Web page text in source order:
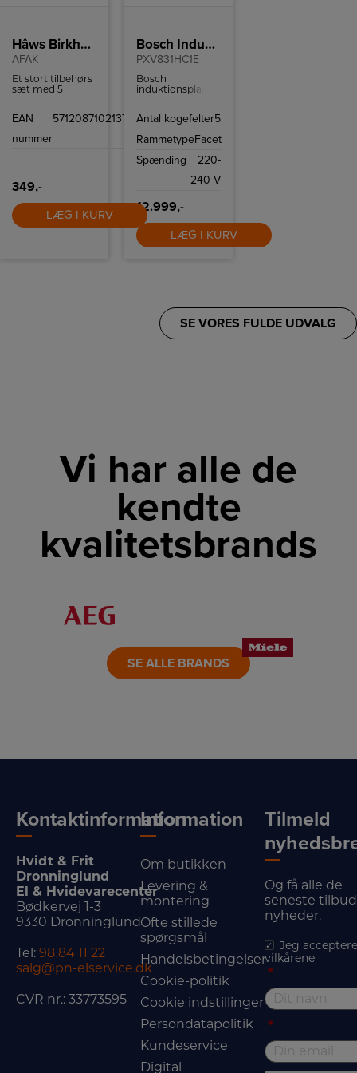
Hâws Birkholm Airfryer Tilbehørssæt
AFAK
Et stort tilbehørs
sæt med 5
airfryeren.
EAN
nummer
5712087102137
349,-
LÆG I KURV
Bosch Induktionskogeplade
PXV831HC1E
Bosch
induktionsplade
Home Connect.
Antal kogefelter5
RammetypeFacet
Spænding
220-
240 V
12.999,-
LÆG I KURV
SE VORES FULDE UDVALG
Vi har alle de
kendte
kvalitetsbrands
LINK
SE ALLE BRANDS
Kontaktinformation
Hvidt & Frit
Dronninglund
El & Hvidevarecenter
Bødkervej 1-3
9330 Dronninglund
Tel: 98 84 11 22
salg@pn-elservice.dk
CVR nr.: 33773595
Information
Om butikken
Levering &
montering
Ofte stillede
spørgsmål
Handelsbetingelser
Cookie-politik
Cookie indstillinger
Persondatapolitik
Kundeservice
Digital
Tilmeld
Og få alle de
seneste
nyheder.
Jeg
vilkårene
*
*